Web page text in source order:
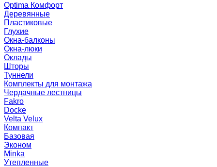
Optima Комфорт
Деревянные
Пластиковые
Глухие
Окна-балконы
Окна-люки
Оклады
Шторы
Туннели
Комплекты для монтажа
Чердачные лестницы
Fakro
Docke
Velta Velux
Компакт
Базовая
Эконом
Minka
Утепленные